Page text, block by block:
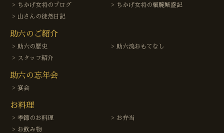
ちかげ女将のブログ
ちかげ女将の細腕繁盛記
山さんの徒然日記
助六のご紹介
助六の歴史
助六流おもてなし
スタッフ紹介
助六の忘年会
宴会
お料理
季節のお料理
お弁当
お飲み物